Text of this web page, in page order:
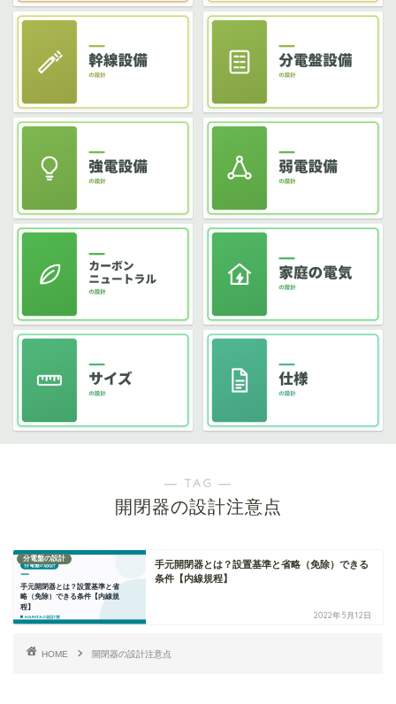
― TAG ―
開閉器の設計注意点
分電盤の設計
手元開閉器とは？設置基準と省略（免除）できる
条件【内線規程】
2022年5月12日
HOME 開閉器の設計注意点